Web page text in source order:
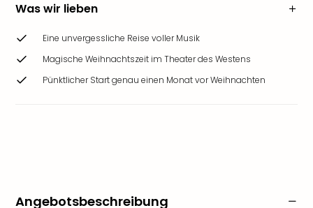
Was wir lieben
Eine unvergessliche Reise voller Musik
Magische Weihnachtszeit im Theater des Westens
Pünktlicher Start genau einen Monat vor Weihnachten
Angebotsbeschreibung